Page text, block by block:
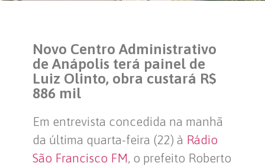
Novo Centro Administrativo
de Anápolis terá painel de
Luiz Olinto, obra custará R$
886 mil
Em entrevista concedida na manhã
da última quarta-feira (22) à Rádio
São Francisco FM, o prefeito Roberto